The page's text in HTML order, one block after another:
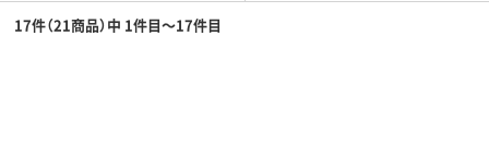
17件（21商品）中 1件目～17件目